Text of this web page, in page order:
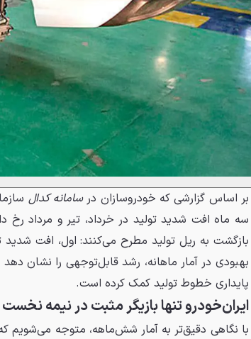
بر اساس گزارشی که خودروسازان درسامانه کدال
سه ماه افت شدید تولید در خرداد، تیر و مرداد رخ
بازگشت به ریل تولید مطرح می‌کنند: اول، افت
بهبودی در آمار ماهانه، رشد قابل‌توجهی را نشان
پایداری خطوط تولید کمک کرده است.
ایران‌خودرو تنها بازیگر مثبت در نیمه
با نگاهی دقیق‌تر به آمار شش‌ماهه، متوجه می‌شویم